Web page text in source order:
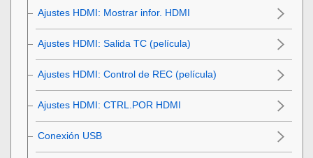
Ajustes HDMI: Mostrar infor. HDMI
Ajustes HDMI: Salida TC (película)
Ajustes HDMI: Control de REC (película)
Ajustes HDMI: CTRL.POR HDMI
Conexión USB